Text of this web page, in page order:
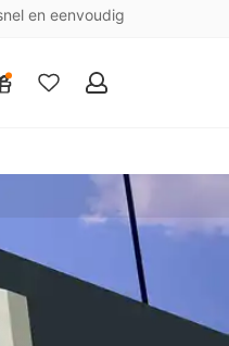
en eenvoudig
Mijn